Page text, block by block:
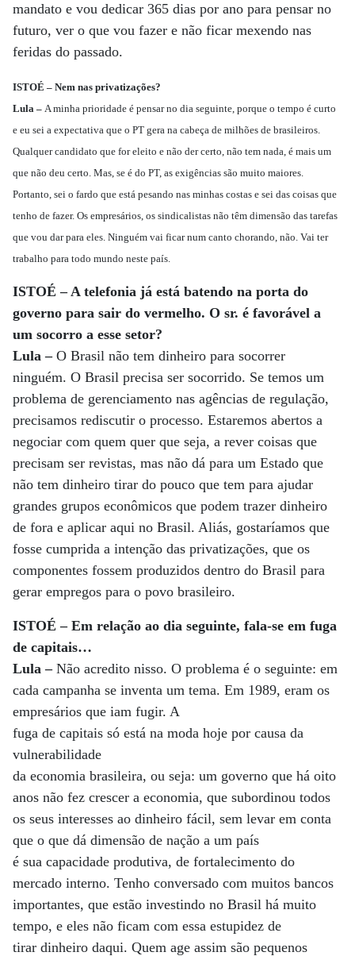
mandato e vou dedicar 365 dias por ano para pensar no
futuro, ver o que vou fazer e não ficar mexendo nas
feridas do passado.
ISTOÉ – Nem nas privatizações?
Lula – A minha prioridade é pensar no dia seguinte, porque o tempo é curto
e eu sei a expectativa que o PT gera na cabeça de milhões de brasileiros.
Qualquer candidato que for eleito e não der certo, não tem nada, é mais um
que não deu certo. Mas, se é do PT, as exigências são muito maiores.
Portanto, sei o fardo que está pesando nas minhas costas e sei das coisas que
tenho de fazer. Os empresários, os sindicalistas não têm dimensão das tarefas
que vou dar para eles. Ninguém vai ficar num canto chorando, não. Vai ter
trabalho para todo mundo neste país.
ISTOÉ – A telefonia já está batendo na porta do
governo para sair do vermelho. O sr. é favorável a
um socorro a esse setor?
Lula –O Brasil não tem dinheiro para socorrer
ninguém. O Brasil precisa ser socorrido. Se temos um
problema de gerenciamento nas agências de regulação,
precisamos rediscutir o processo. Estaremos abertos a
negociar com quem quer que seja, a rever coisas que
precisam ser revistas, mas não dá para um Estado que
não tem dinheiro tirar do pouco que tem para ajudar
grandes grupos econômicos que podem trazer dinheiro
de fora e aplicar aqui no Brasil. Aliás, gostaríamos que
fosse cumprida a intenção das privatizações, que os
componentes fossem produzidos dentro do Brasil para
gerar empregos para o povo brasileiro.
ISTOÉ – Em relação ao dia seguinte, fala-se em fuga
de capitais…
Lula –Não acredito nisso. O problema é o seguinte: em
cada campanha se inventa um tema. Em 1989, eram os
empresários que iam fugir. A
fuga de capitais só está na moda hoje por causa da
vulnerabilidade
da economia brasileira, ou seja: um governo que há oito
anos não fez crescer a economia, que subordinou todos
os seus interesses ao dinheiro fácil, sem levar em conta
que o que dá dimensão de nação a um país
é sua capacidade produtiva, de fortalecimento do
mercado interno. Tenho conversado com muitos bancos
importantes, que estão investindo no Brasil há muito
tempo, e eles não ficam com essa estupidez de
tirar dinheiro daqui. Quem age assim são pequenos